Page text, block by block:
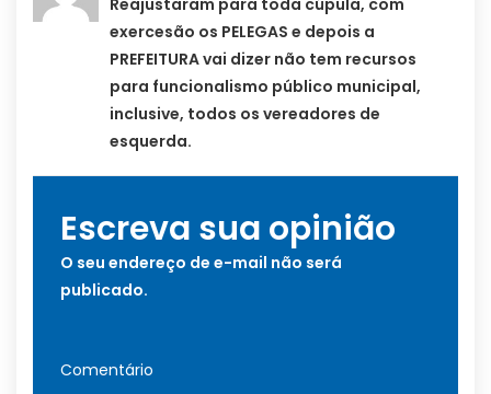
exercesão os PELEGAS e depois a
PREFEITURA vai dizer não tem recursos
para funcionalismo público municipal,
inclusive, todos os vereadores de
esquerda.
Escreva sua opinião
O seu endereço de e-mail não será
publicado.
Comentário